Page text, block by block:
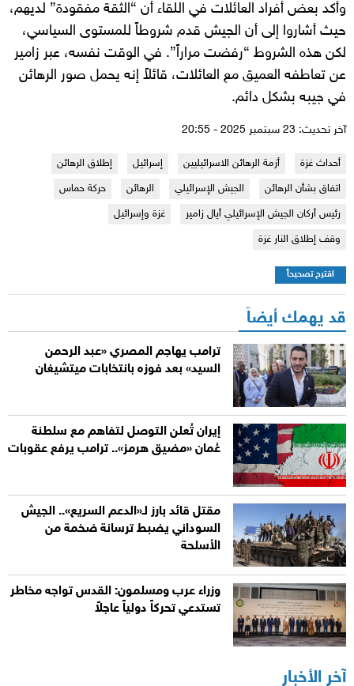
وأكد بعض أفراد العائلات في اللقاء أن “الثقة مفقودة” لديهم،
حيث أشاروا إلى أن الجيش قدم شروطاً للمستوى السياسي،
لكن هذه الشروط “رفضت مراراً”. في الوقت نفسه، عبر زامير
عن تعاطفه العميق مع العائلات، قائلاً إنه يحمل صور الرهائن
في جيبه بشكل دائم.
آخر تحديث: 23 سبتمبر 2025 - 20:55
أحداث غزة أزمة الرهائن الاسرائيليين إسرائيل
إطلاق الرهائن
اتفاق بشأن الرهائن
الجيش الإسرائيلي الرهائن
حركة حماس
رئيس أركان الجيش الإسرائيلي أيال زامير
غزة وإسرائيل
وقف إطلاق النار غزة
اقترح تصحيحاً
قد يهمك أيضاً
ترامب يهاجم المصري «عبد الرحمن
السيد» بعد فوزه بانتخابات ميتشيغان
إيران تُعلن التوصل لتفاهم مع سلطنة
عُمان «مضيق هرمز».. ترامب يرفع عقوبات
مقتل قائد بارز لـ«الدعم السريع».. الجيش
السوداني يضبط ترسانة ضخمة من
الأسلحة
وزراء عرب ومسلمون: القدس تواجه مخاطر
تستدعي تحركاً دولياً عاجلاً
آخر الأخبار